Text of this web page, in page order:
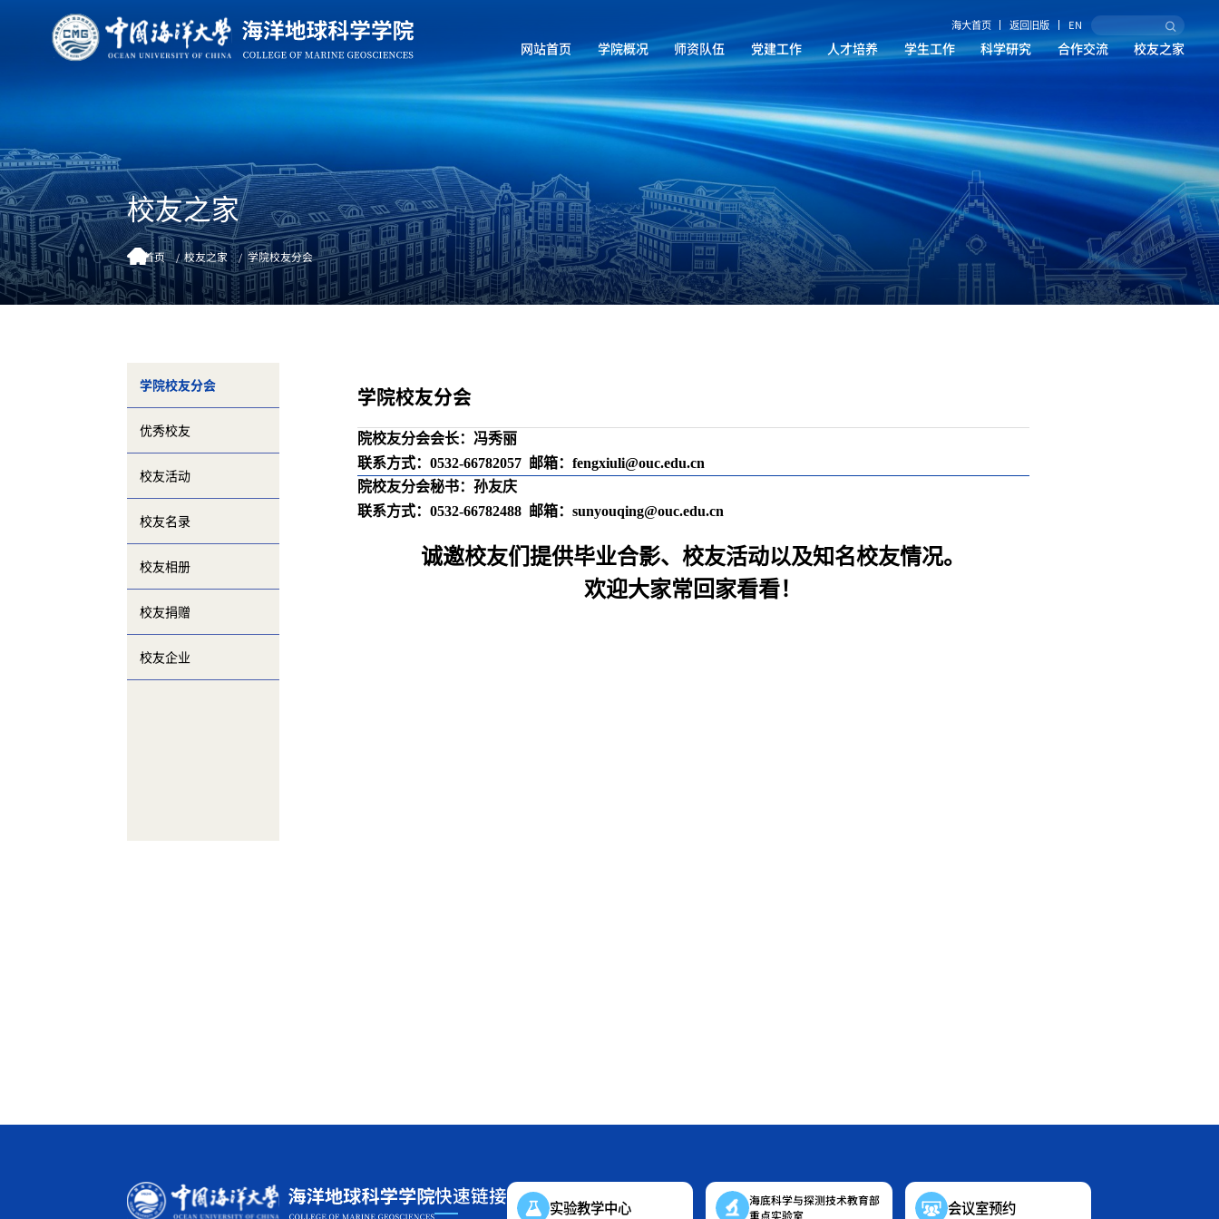
海大首页 返回旧版 EN
网站首页 学院概况 师资队伍 党建工作 人才培养 学生工作 科学研究 合作交流 校友之家
校友之家
首页 校友之家 学院校友分会
学院校友分会
优秀校友
校友活动
校友名录
校友相册
校友捐赠
校友企业
学院校友分会
院校友分会会长：冯秀丽
联系方式： 0532-66782057 邮箱： fengxiuli@ouc.edu.cn
院校友分会秘书：孙友庆
联系方式： 0532-66782488 邮箱： sunyouqing@ouc.edu.cn
诚邀校友们提供毕业合影、校友活动以及知名校友情况。
欢迎大家常回家看看！
快速链接 实验教学中心
海底科学与探测技术教育部
重点实验室
会议室预约